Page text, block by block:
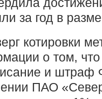
за год в
котировки
о том,
и штраф
ПАО